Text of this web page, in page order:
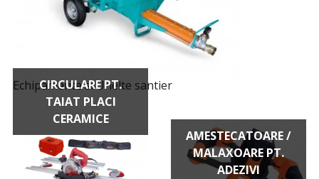
Echipamente si Unelte santier
CIRCULARE PT.
TAIAT PLACI
CERAMICE
AMESTECATOARE /
MALAXOARE PT.
ADEZIVI